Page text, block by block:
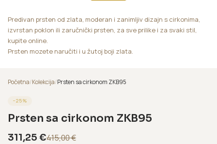
Predivan prsten od zlata, moderan i zanimljiv dizajn s cirkonima,
izvrstan poklon ili zaručnički prsten, za sve prilike i za svaki stil,
kupite online.
Prsten mozete naručiti i u žutoj boji zlata.
Početna/Kolekcija/Prsten sa cirkonom ZKB95
−25%
Prsten sa cirkonom ZKB95
311,25 €415,00€